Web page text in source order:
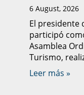
6 August, 2026
El presidente
participó
Asamblea
Turismo,
Leer más »